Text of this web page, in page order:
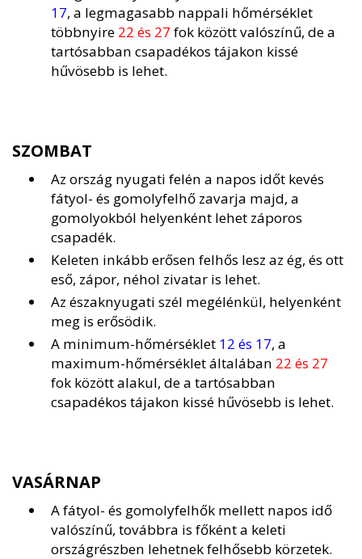
17, a legmagasabb nappali hőmérséklet
többnyire 22 és 27 fok között valószínű, de a
tartósabban csapadékos tájakon kissé
hűvösebb is lehet.
SZOMBAT
Az ország nyugati felén a napos időt kevés
fátyol- és gomolyfelhő zavarja majd, a
gomolyokból helyenként lehet záporos
csapadék.
Keleten inkább erősen felhős lesz az ég, és ott
eső, zápor, néhol zivatar is lehet.
Az északnyugati szél megélénkül, helyenként
meg is erősödik.
A minimum-hőmérséklet 12 és 17, a
maximum-hőmérséklet általában 22 és 27
fok között alakul, de a tartósabban
csapadékos tájakon kissé hűvösebb is lehet.
VASÁRNAP
A fátyol- és gomolyfelhők mellett napos idő
valószínű, továbbra is főként a keleti
országrészben lehetnek felhősebb körzetek.